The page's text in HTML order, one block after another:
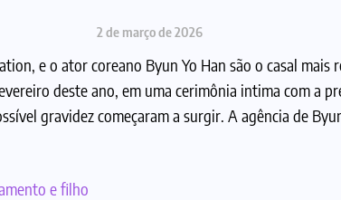
2 de março de 2026
e o ator coreano Byun Yo Han são o casal mais
deste ano, em uma cerimônia intima com a
gravidez começaram a surgir. A agência de
e filho